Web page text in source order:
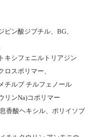
ン酸ジブチル、BG、
キシフェニルトリアジン
スポリマー、
チルブ チルフェノール
リンNa)コポリマー
香酸ヘキシル、ポリイソブ